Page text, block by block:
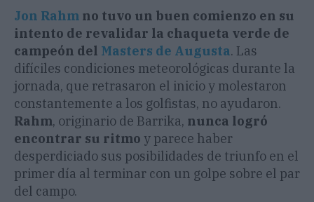
Jon Rahm no tuvo un buen comienzo en su
intento de revalidar la chaqueta verde de
campeón del Masters de Augusta. Las
difíciles condiciones meteorológicas durante la
jornada, que retrasaron el inicio y molestaron
constantemente a los golfistas, no ayudaron.
Rahm, originario de Barrika, nunca logró
encontrar su ritmo y parece haber
desperdiciado sus posibilidades de triunfo en el
primer día al terminar con un golpe sobre el par
del campo.